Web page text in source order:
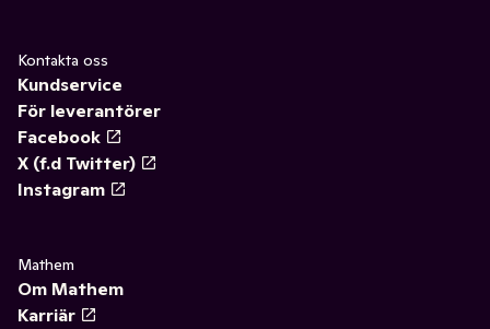
Kontakta oss
Kundservice
För leverantörer
Facebook
X (f.d Twitter)
Instagram
Mathem
Om Mathem
Karriär